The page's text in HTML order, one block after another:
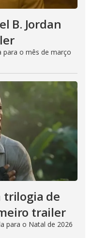
B. Jordan
para o mês de março
trilogia de
trailer
para o Natal de 2026